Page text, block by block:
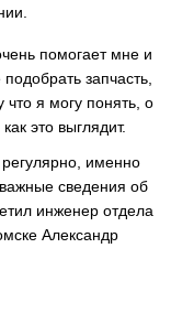
помогает мне и
запчасть,
я могу понять, о
это выглядит.
именно
сведения об
инженер отдела
Александр